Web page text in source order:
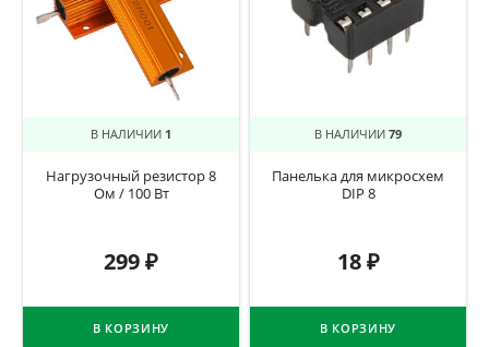
В НАЛИЧИИ 1
Нагрузочный резистор 8
Ом / 100 Вт
299₽
В КОРЗИНУ
В НАЛИЧИИ 79
Панелька для микросхем
DIP 8
18₽
В КОРЗИНУ